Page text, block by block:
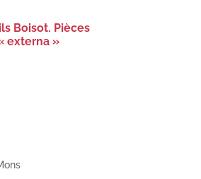
Boisot. Pièces
externa »